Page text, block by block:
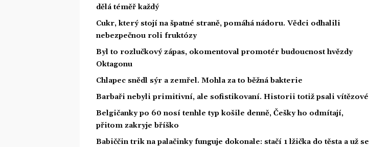
dělá téměř každý
Cukr, který stojí na špatné straně, pomáhá nádoru. Vědci odhalili
nebezpečnou roli fruktózy
Byl to rozlučkový zápas, okomentoval promotér budoucnost hvězdy
Oktagonu
Chlapec snědl sýr a zemřel. Mohla za to běžná bakterie
Barbaři nebyli primitivní, ale sofistikovaní. Historii totiž psali vítězové
Belgičanky po 60 nosí tenhle typ košile denně, Češky ho odmítají,
přitom zakryje bříško
Babiččin trik na palačinky funguje dokonale: stačí 1 lžička do těsta a už se